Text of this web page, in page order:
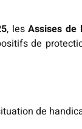
, lesAssises de
de
de